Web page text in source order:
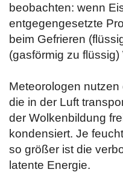
beobachten: wenn
entgegengesetzte
beim Gefrieren
(gasförmig zu
Meteorologen nutzen
die in der Luft
der Wolkenbildung
kondensiert. Je
so größer ist die
latente Energie.